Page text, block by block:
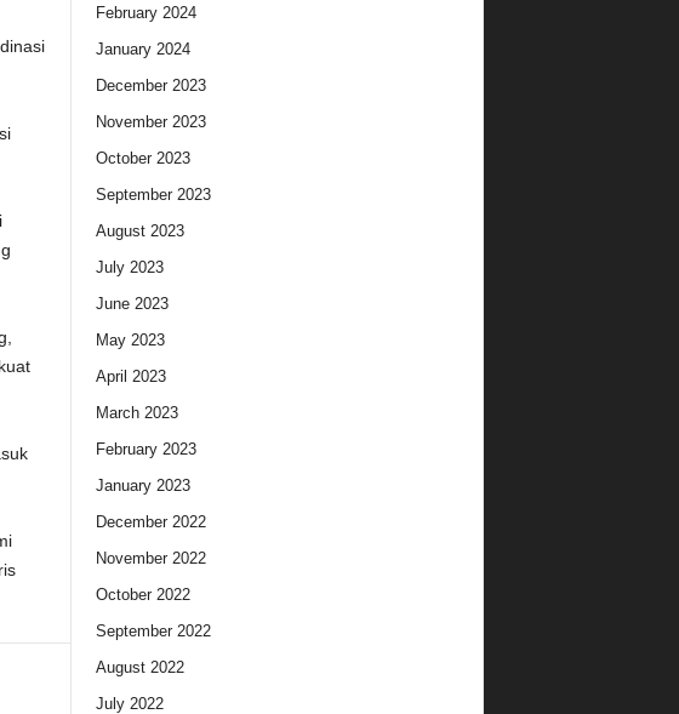
February 2024
January 2024
December 2023
November 2023
October 2023
September 2023
August 2023
July 2023
June 2023
May 2023
April 2023
March 2023
February 2023
January 2023
December 2022
November 2022
October 2022
September 2022
August 2022
July 2022